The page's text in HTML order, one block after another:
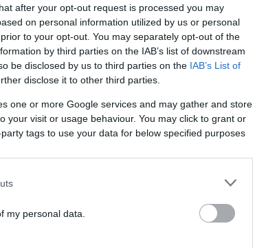
after your opt-out request is processed you may
on personal information utilized by us or personal
to your opt-out. You may separately opt-out of the
by third parties on the IAB’s list of downstream
be disclosed by us to third parties on the IAB’s List of
disclose it to other third parties.
one or more Google services and may gather and store
your visit or usage behaviour. You may click to grant or
tags to use your data for below specified purposes
my personal data.
krémes
tésztasaláta
saláta citromos-joghurtos
készül és igen laktató is...